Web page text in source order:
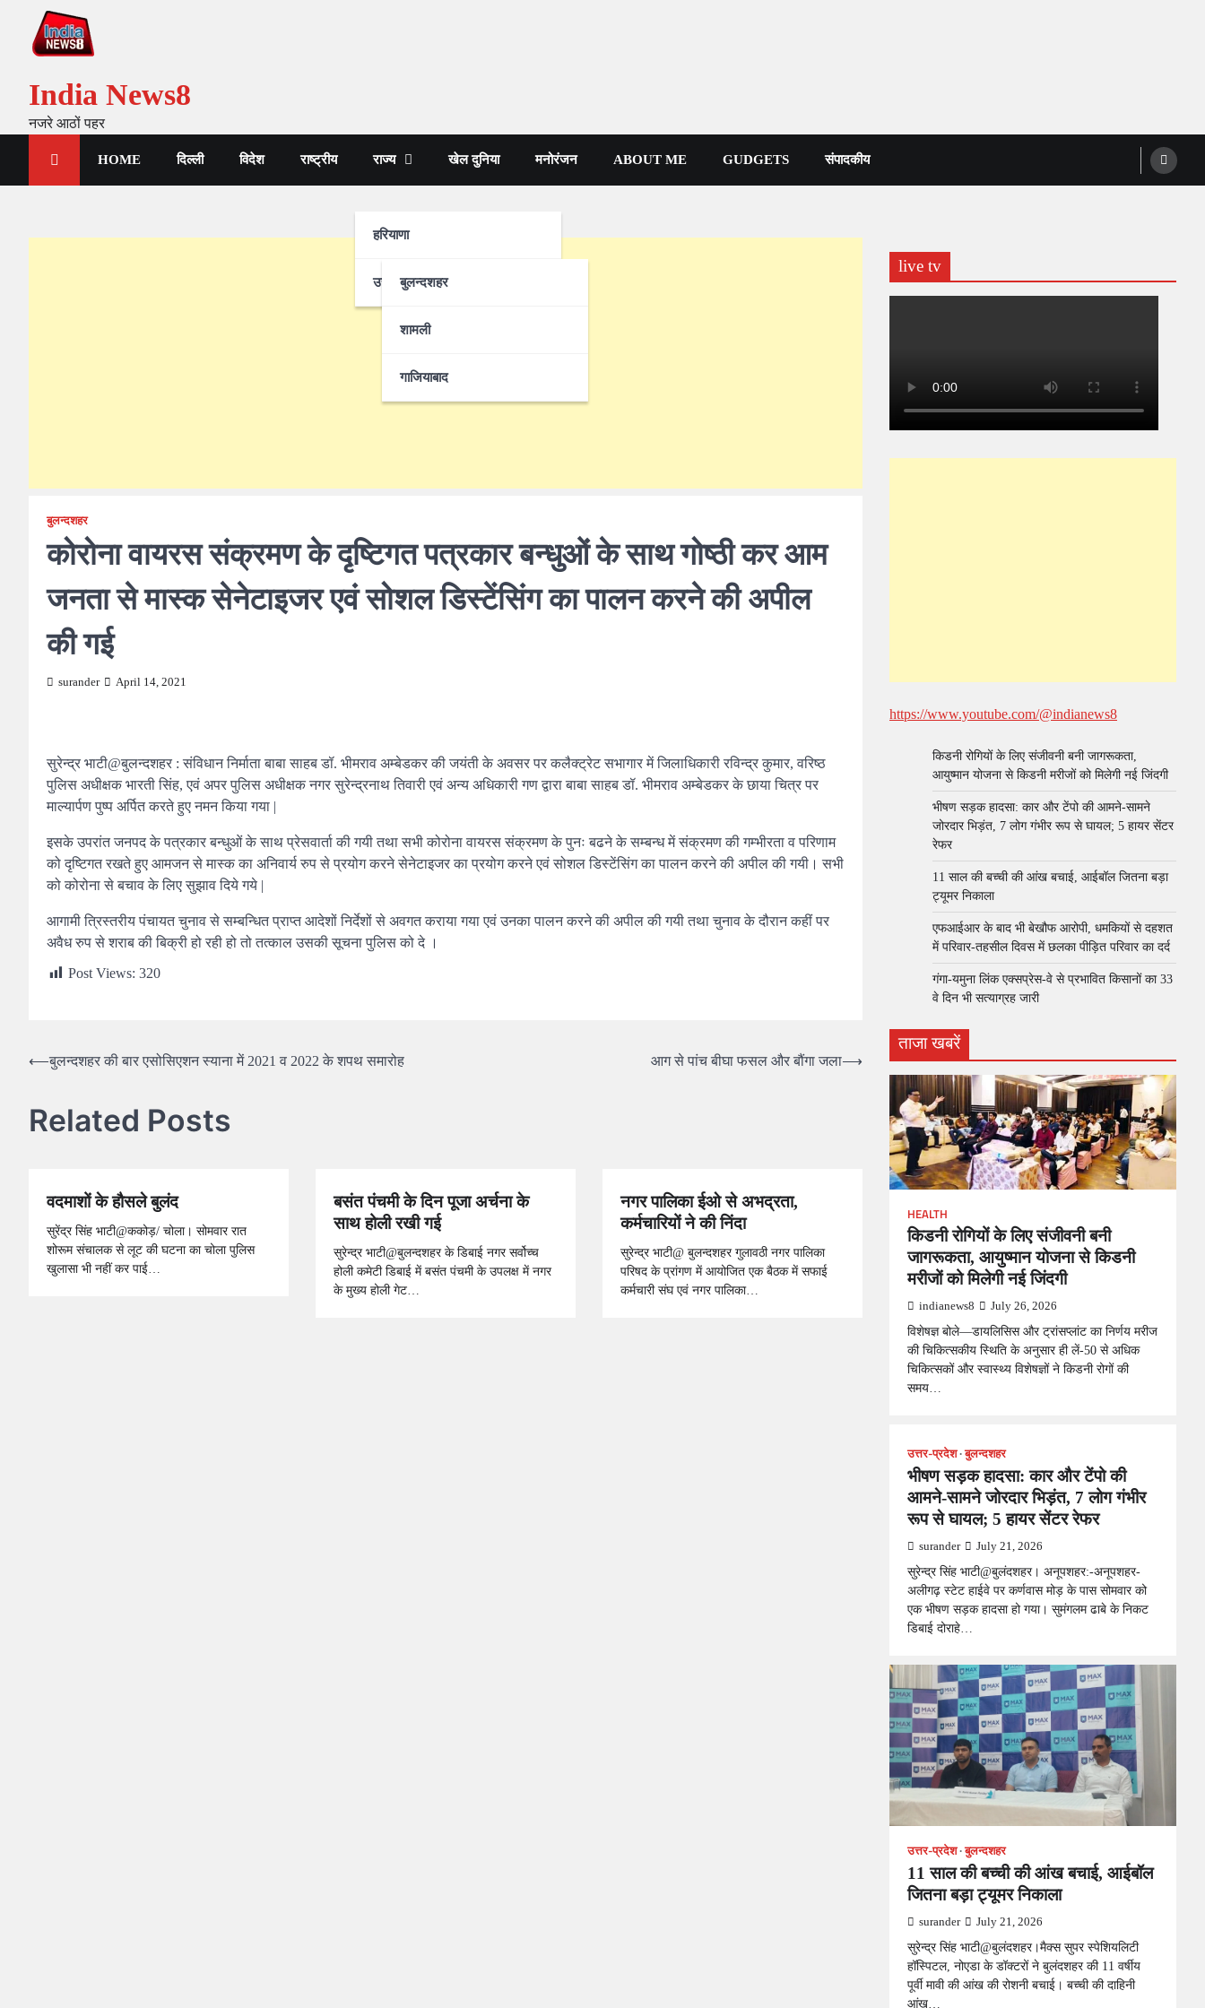
India News8
नजरे आठों पहर
HOME दिल्ली विदेश राष्ट्रीय राज्य
हरियाणा
उत्तर-प्रदेश
बुलन्दशहर
शामली
गाजियाबाद
खेल दुनिया मनोरंजन ABOUT ME GUDGETS संपादकीय
बुलन्दशहर
कोरोना वायरस संक्रमण के दृष्टिगत पत्रकार बन्धुओं के साथ गोष्ठी कर आम
जनता से मास्क सेनेटाइजर एवं सोशल डिस्टेंसिंग का पालन करने की अपील
की गई
surander April 14, 2021
सुरेन्द्र भाटी@बुलन्दशहर : संविधान निर्माता बाबा साहब डॉ. भीमराव अम्बेडकर की जयंती के अवसर पर कलैक्ट्रेट सभागार में जिलाधिकारी रविन्द्र कुमार, वरिष्ठ
पुलिस अधीक्षक भारती सिंह, एवं अपर पुलिस अधीक्षक नगर सुरेन्द्रनाथ तिवारी एवं अन्य अधिकारी गण द्वारा बाबा साहब डॉ. भीमराव अम्बेडकर के छाया चित्र पर
माल्यार्पण पुष्प अर्पित करते हुए नमन किया गया |
इसके उपरांत जनपद के पत्रकार बन्धुओं के साथ प्रेसवार्ता की गयी तथा सभी कोरोना वायरस संक्रमण के पुनः बढने के सम्बन्ध में संक्रमण की गम्भीरता व परिणाम
को दृष्टिगत रखते हुए आमजन से मास्क का अनिवार्य रुप से प्रयोग करने सेनेटाइजर का प्रयोग करने एवं सोशल डिस्टेंसिंग का पालन करने की अपील की गयी। सभी
को कोरोना से बचाव के लिए सुझाव दिये गये |
आगामी त्रिस्तरीय पंचायत चुनाव से सम्बन्धित प्राप्त आदेशों निर्देशों से अवगत कराया गया एवं उनका पालन करने की अपील की गयी तथा चुनाव के दौरान कहीं पर
अवैध रुप से शराब की बिक्री हो रही हो तो तत्काल उसकी सूचना पुलिस को दे ।
Post Views: 320
⟵बुलन्दशहर की बार एसोसिएशन स्याना में 2021 व 2022 के शपथ समारोह आग से पांच बीघा फसल और बौंगा जला⟶
Related Posts
वदमाशों के हौसले बुलंद
सुरेंद्र सिंह भाटी@ककोड़/ चोला। सोमवार रात
शोरूम संचालक से लूट की घटना का चोला पुलिस
खुलासा भी नहीं कर पाई…
बसंत पंचमी के दिन पूजा अर्चना के
साथ होली रखी गई
सुरेन्द्र भाटी@बुलन्दशहर के डिबाई नगर सर्वोच्च
होली कमेटी डिबाई में बसंत पंचमी के उपलक्ष में नगर
के मुख्य होली गेट…
नगर पालिका ईओ से अभद्रता,
कर्मचारियों ने की निंदा
सुरेन्द्र भाटी@ बुलन्दशहर गुलावठी नगर पालिका
परिषद के प्रांगण में आयोजित एक बैठक में सफाई
कर्मचारी संघ एवं नगर पालिका…
live tv
https://www.youtube.com/@indianews8
किडनी रोगियों के लिए संजीवनी बनी जागरूकता,
आयुष्मान योजना से किडनी मरीजों को मिलेगी नई जिंदगी
भीषण सड़क हादसा: कार और टेंपो की आमने-सामने
जोरदार भिड़ंत, 7 लोग गंभीर रूप से घायल; 5 हायर सेंटर
रेफर​
11 साल की बच्ची की आंख बचाई, आईबॉल जितना बड़ा
ट्यूमर निकाला
एफआईआर के बाद भी बेखौफ आरोपी, धमकियों से दहशत
में परिवार-तहसील दिवस में छलका पीड़ित परिवार का दर्द
गंगा-यमुना लिंक एक्सप्रेस-वे से प्रभावित किसानों का 33
वे दिन भी सत्याग्रह जारी
ताजा खबरें
HEALTH
किडनी रोगियों के लिए संजीवनी बनी
जागरूकता, आयुष्मान योजना से किडनी
मरीजों को मिलेगी नई जिंदगी
indianews8 July 26, 2026
विशेषज्ञ बोले—डायलिसिस और ट्रांसप्लांट का निर्णय मरीज
की चिकित्सकीय स्थिति के अनुसार ही लें-50 से अधिक
चिकित्सकों और स्वास्थ्य विशेषज्ञों ने किडनी रोगों की
समय…
उत्तर-प्रदेश बुलन्दशहर
भीषण सड़क हादसा: कार और टेंपो की
आमने-सामने जोरदार भिड़ंत, 7 लोग गंभीर
रूप से घायल; 5 हायर सेंटर रेफर​
surander July 21, 2026
सुरेन्द्र सिंह भाटी@बुलंदशहर। अनूपशहर:-अनूपशहर-
अलीगढ़ स्टेट हाईवे पर कर्णवास मोड़ के पास सोमवार को
एक भीषण सड़क हादसा हो गया। सुमंगलम ढाबे के निकट
डिबाई दोराहे…
उत्तर-प्रदेश बुलन्दशहर
11 साल की बच्ची की आंख बचाई, आईबॉल
जितना बड़ा ट्यूमर निकाला
surander July 21, 2026
सुरेन्द्र सिंह भाटी@बुलंदशहर।मैक्स सुपर स्पेशियलिटी
हॉस्पिटल, नोएडा के डॉक्टरों ने बुलंदशहर की 11 वर्षीय
पूर्वी मावी की आंख की रोशनी बचाई। बच्ची की दाहिनी
आंख…